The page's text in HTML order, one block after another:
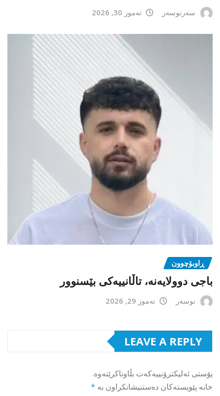
سەرنوسەر تەموز 30, 2026
ڕاوبۆچوون
باجی دوولایەنە، تاڵانییەکی بێسنوور
نوسەر تەموز 29, 2026
LEAVE A REPLY
پۆستی ئەلیکترۆنییەکەت بڵاوناکرێتەوە.
خانە پێویستەکان دەستنیشانکراون بە *